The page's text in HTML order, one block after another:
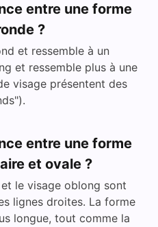
entre une forme
?
et ressemble à un
et ressemble plus à une
visage présentent des
entre une forme
et ovale ?
le visage oblong sont
lignes droites. La forme
longue, tout comme la